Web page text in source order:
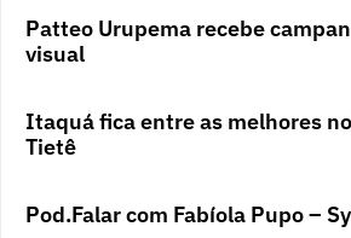
Patteo Urupema recebe
visual
Itaquá fica entre as melhores
Tietê
Pod.Falar com Fabíola Pupo –